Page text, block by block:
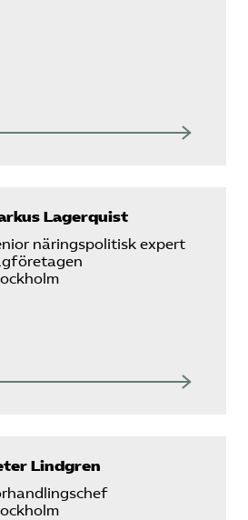
Lagerquist
näringspolitisk expert
Lindgren